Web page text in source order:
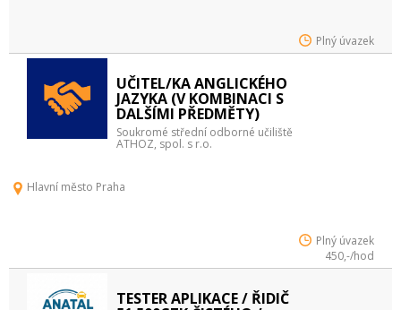
Plný úvazek
UČITEL/KA ANGLICKÉHO
JAZYKA (V KOMBINACI S
DALŠÍMI PŘEDMĚTY)
Soukromé střední odborné učiliště
ATHOZ, spol. s r.o.
Hlavní město Praha
Plný úvazek
450,-/hod
TESTER APLIKACE / ŘIDIČ